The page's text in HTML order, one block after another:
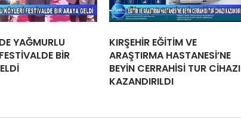
YAĞMURLU
BİR
KIRŞEHİR EĞİTİM VE
ARAŞTIRMA HASTANESİ’NE
BEYİN CERRAHİSİ TUR CİHAZI
KAZANDIRILDI